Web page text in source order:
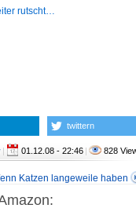
rutscht…
twittern
| 01.12.08 - 22:46 | 828
Katzen langeweile haben